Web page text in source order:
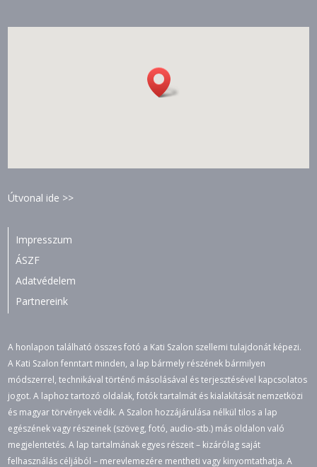
Útvonal ide >>
Impresszum
ÁSZF
Adatvédelem
Partnereink
A honlapon található összes fotó a Kati Szalon szellemi tulajdonát képezi.
A Kati Szalon fenntart minden, a lap bármely részének bármilyen
módszerrel, technikával történő másolásával és terjesztésével kapcsolatos
jogot. A laphoz tartozó oldalak, fotók tartalmát és kialakítását nemzetközi
és magyar törvények védik. A Szalon hozzájárulása nélkül tilos a lap
egészének vagy részeinek (szöveg, fotó, audio-stb.) más oldalon való
megjelentetés. A lap tartalmának egyes részeit – kizárólag saját
felhasználás céljából – merevlemezére mentheti vagy kinyomtathatja. A